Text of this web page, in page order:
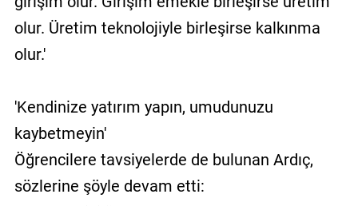
olur. Üretim teknolojiyle birleşirse kalkınma
olur.'
'Kendinize yatırım yapın, umudunuzu
kaybetmeyin'
Öğrencilere tavsiyelerde de bulunan Ardıç,
sözlerine şöyle devam etti: